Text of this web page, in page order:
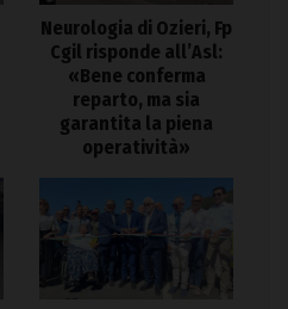
Neurologia di Ozieri, Fp
Cgil risponde all’Asl:
«Bene conferma
reparto, ma sia
garantita la piena
operatività»